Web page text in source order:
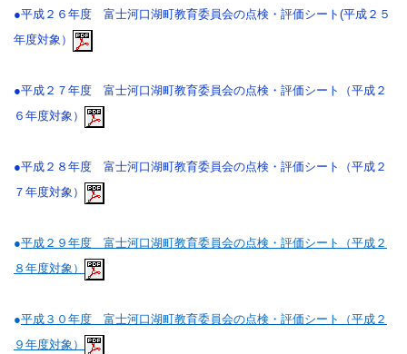
●平成２６年度 富士河口湖町教育委員会の点検・評価シート(平成２５
年度対象）
●平成２７年度 富士河口湖町教育委員会の点検・評価シート（平成２
６年度対象）
●平成２８年度 富士河口湖町教育委員会の点検・評価シート（平成２
７年度対象）
●平成２９年度 富士河口湖町教育委員会の点検・評価シート（平成２
８年度対象）
●平成３０年度 富士河口湖町教育委員会の点検・評価シート（平成２
９年度対象）